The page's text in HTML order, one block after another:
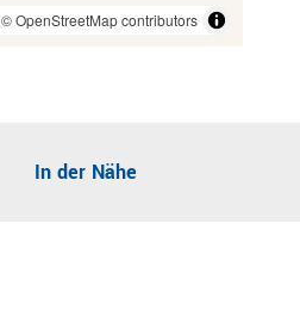
© OpenStreetMap contributors
In der Nähe